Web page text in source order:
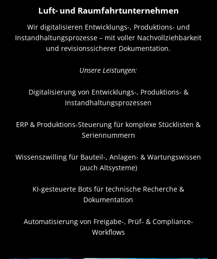
Luft- und Raumfahrtunternehmen
Wir digitalisieren Entwicklungs-, Produktions- und
Instandhaltungsprozesse – mit voller Nachvollziehbarkeit
und revisionssicherer Dokumentation.
Unsere Leistungen:
Digitalisierung von Entwicklungs-, Produktions- &
Instandhaltungsprozessen
ERP & Produktions-Steuerung für komplexe Stücklisten &
Seriennummern
Wissenszwilling für Bauteil-, Anlagen- & Wartungswissen
(auch Altsysteme)
KI-gesteuerte Bots für technische Recherche &
Dokumentation
Automatisierung von Freigabe-, Prüf- & Compliance-
Workflows